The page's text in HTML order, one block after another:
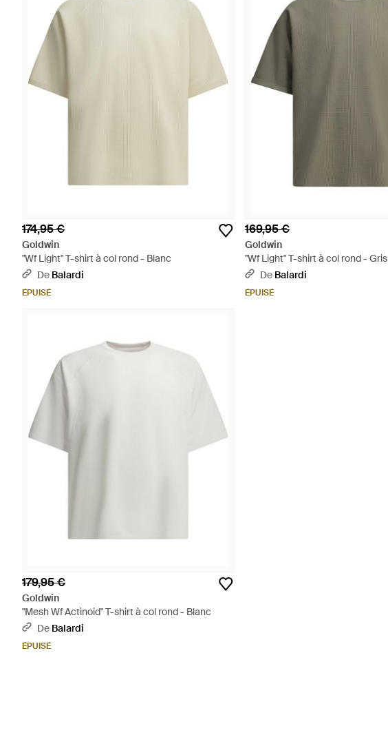
174,95 €
Goldwin
"Wf Light" T-shirt à col rond - Blanc
De Balardi
ÉPUISÉ
169,95 €
Goldwin
"Wf Light" T-shirt à col rond - Gris
De Balardi
ÉPUISÉ
179,95 €
Goldwin
"Mesh Wf Actinoid" T-shirt à col rond - Blanc
De Balardi
ÉPUISÉ